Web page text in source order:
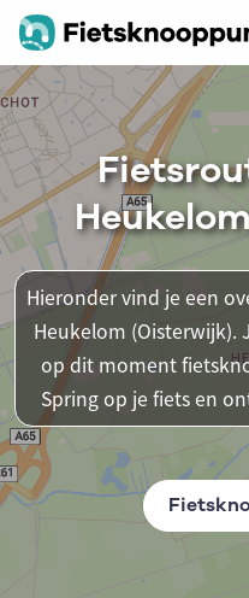
Hieronder vind je een
Heukelom (Oisterwijk).
op dit moment
Spring op je fiets en